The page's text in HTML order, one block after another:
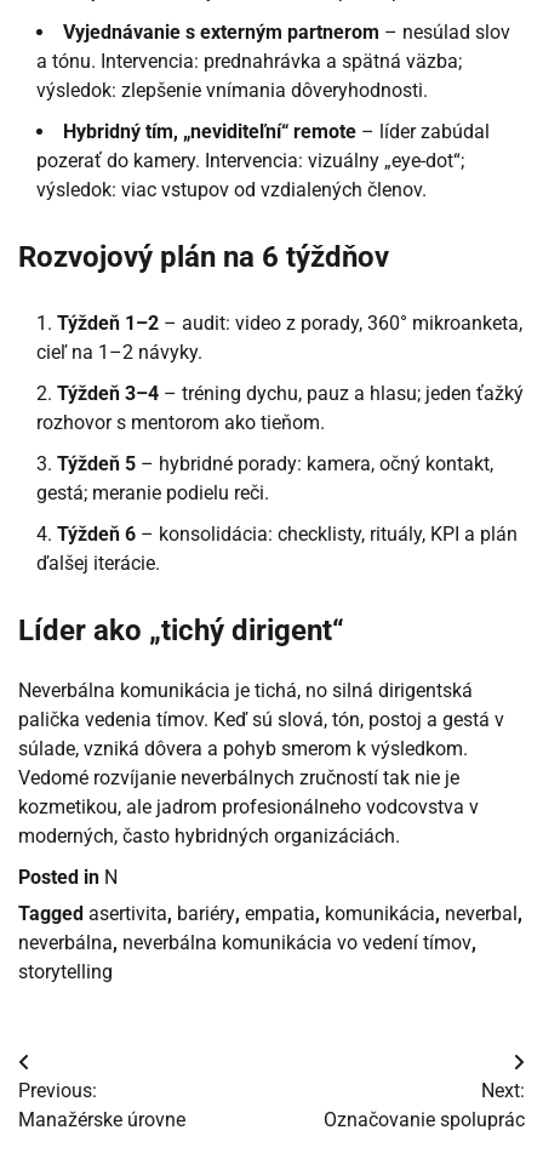
Vyjednávanie s externým partnerom – nesúlad slov
a tónu. Intervencia: prednahrávka a spätná väzba;
výsledok: zlepšenie vnímania dôveryhodnosti.
Hybridný tím, „neviditeľní“ remote – líder zabúdal
pozerať do kamery. Intervencia: vizuálny „eye-dot“;
výsledok: viac vstupov od vzdialených členov.
Rozvojový plán na 6 týždňov
Týždeň 1–2 – audit: video z porady, 360° mikroanketa,
cieľ na 1–2 návyky.
Týždeň 3–4 – tréning dychu, pauz a hlasu; jeden ťažký
rozhovor s mentorom ako tieňom.
Týždeň 5 – hybridné porady: kamera, očný kontakt,
gestá; meranie podielu reči.
Týždeň 6 – konsolidácia: checklisty, rituály, KPI a plán
ďalšej iterácie.
Líder ako „tichý dirigent“
Neverbálna komunikácia je tichá, no silná dirigentská
palička vedenia tímov. Keď sú slová, tón, postoj a gestá v
súlade, vzniká dôvera a pohyb smerom k výsledkom.
Vedomé rozvíjanie neverbálnych zručností tak nie je
kozmetikou, ale jadrom profesionálneho vodcovstva v
moderných, často hybridných organizáciách.
Posted in N
Tagged asertivita, bariéry, empatia, komunikácia, neverbal,
neverbálna, neverbálna komunikácia vo vedení tímov,
storytelling
Navigácia
v
Previous:
Manažérske úrovne
Next:
Označovanie spoluprác